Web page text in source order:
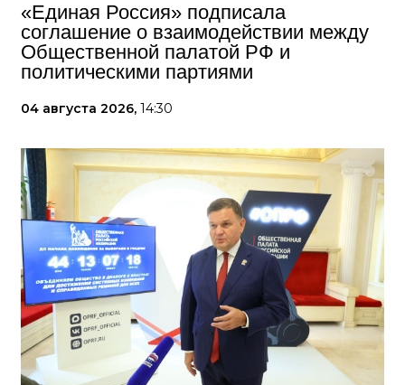
«Единая Россия» подписала
соглашение о взаимодействии между
Общественной палатой РФ и
политическими партиями
04 августа 2026, 14:30